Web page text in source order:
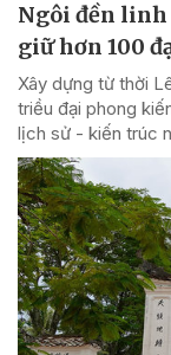
Ngôi đền
giữ hơn 100
Xây dựng từ thời
triều đại phong
lịch sử - kiến trúc